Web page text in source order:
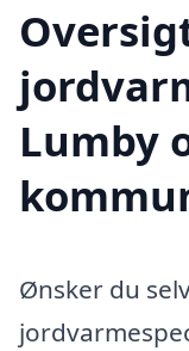
Lumby
Ønsker du